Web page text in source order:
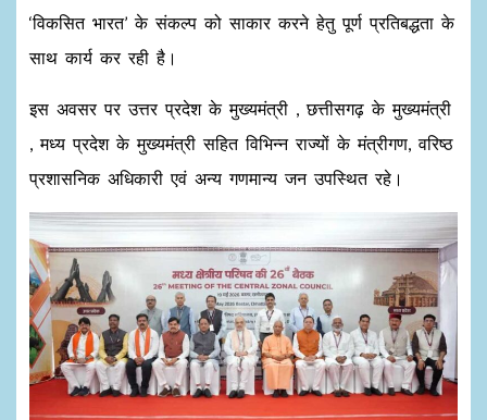
‘विकसित भारत’ के संकल्प को साकार करने हेतु पूर्ण प्रतिबद्धता के
साथ कार्य कर रही है।
इस अवसर पर उत्तर प्रदेश के मुख्यमंत्री , छत्तीसगढ़ के मुख्यमंत्री
, मध्य प्रदेश के मुख्यमंत्री सहित विभिन्न राज्यों के मंत्रीगण, वरिष्ठ
प्रशासनिक अधिकारी एवं अन्य गणमान्य जन उपस्थित रहे।